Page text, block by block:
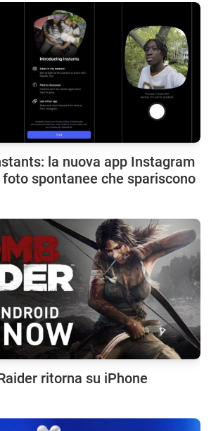
la nuova app Instagram
spontanee che spariscono
ritorna su iPhone